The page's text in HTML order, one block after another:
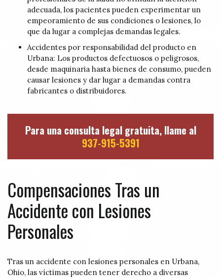
adecuada, los pacientes pueden experimentar un
empeoramiento de sus condiciones o lesiones, lo
que da lugar a complejas demandas legales.
Accidentes por responsabilidad del producto en
Urbana: Los productos defectuosos o peligrosos,
desde maquinaria hasta bienes de consumo, pueden
causar lesiones y dar lugar a demandas contra
fabricantes o distribuidores.
Para una consulta legal gratuita, llame al
937-915-5391
Compensaciones Tras un
Accidente con Lesiones
Personales
Tras un accidente con lesiones personales en Urbana,
Ohio, las víctimas pueden tener derecho a diversas